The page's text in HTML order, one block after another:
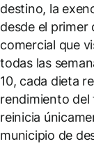
destino, la
desde el primer
comercial que
todas las
10, cada dieta
rendimiento del
reinicia
municipio de